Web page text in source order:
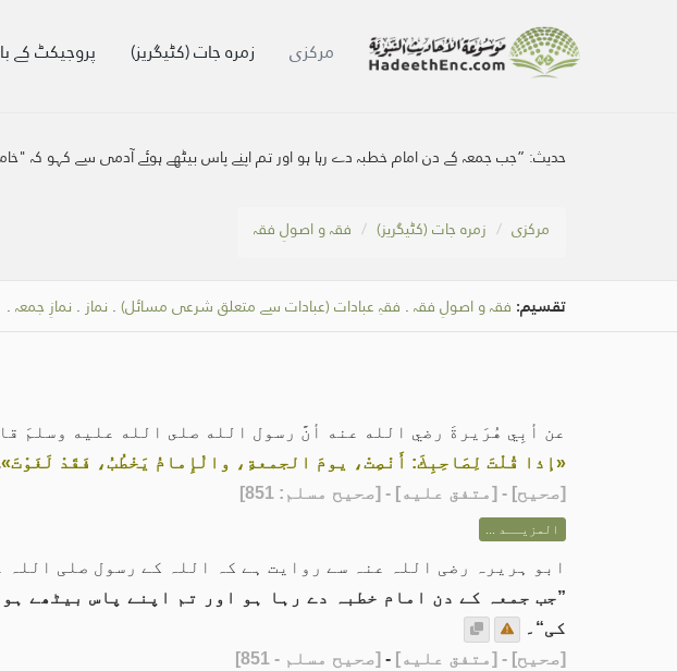
مرکزی زمرہ جات (کٹیگریز) پروجیکٹ کے
حدیث: ”جب جمعہ کے دن امام خطبہ دے رہا ہو اور تم اپنے پاس بیٹھے ہوئے آدمی سے کہو کہ
مرکزی زمرہ جات (کٹیگریز) فقہ و اصولِ فقہ
تقسیم: فقہ و اصولِ فقہ . فقہِ عبادات (عبادات سے متعلق شرعی مسائل) . نماز . نمازِ جمعہ .
عن أبِي هُرَيرةَ رضي الله عنه أنَّ رسول الله صلى الله عليه وسلمَ
«إذا قُلْتَ لِصَاحِبِكَ: أَنْصِتْ، يومَ الجمعةِ، والْإِمامُ يَخْطُبُ، فَقَدْ لَغَوْتَ»
[صحيح] - [متفق عليه] - [صحيح مسلم: 851]
المزيــد ...
ابو ہریرہ رضی اللہ عنہ سے روایت ہے کہ اللہ کے رسول صلی اللہ
”جب جمعہ کے دن امام خطبہ دے رہا ہو اور تم اپنے پاس بیٹھے
کی“۔
[صحيح] - [متفق عليه] - [صحيح مسلم - 851]